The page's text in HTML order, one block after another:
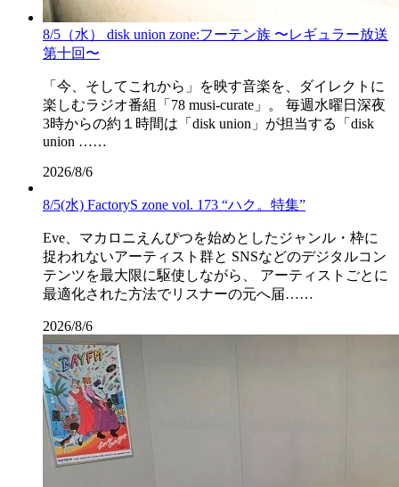
8/5（水） disk union zone:フーテン族 〜レギュラー放送
第十回〜
「今、そしてこれから」を映す音楽を、ダイレクトに
楽しむラジオ番組「78 musi-curate」。 毎週水曜日深夜
3時からの約１時間は「disk union」が担当する「disk
union ……
2026/8/6
8/5(水) FactoryS zone vol. 173 “ハク。特集”
Eve、マカロニえんぴつを始めとしたジャンル・枠に
捉われないアーティスト群と SNSなどのデジタルコン
テンツを最大限に駆使しながら、 アーティストごとに
最適化された方法でリスナーの元へ届……
2026/8/6